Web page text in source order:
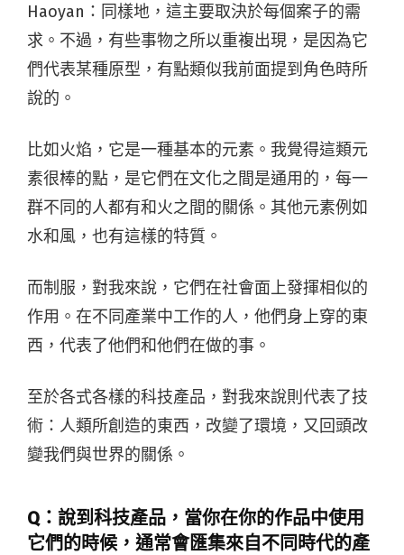
Haoyan： 同樣地，這主要取決於每個案子的需
求。不過，有些事物之所以重複出現，是因為它
們代表某種原型，有點類似我前面提到角色時所
說的。
比如火焰，它是一種基本的元素。我覺得這類元
素很棒的點，是它們在文化之間是通用的，每一
群不同的人都有和火之間的關係。其他元素例如
水和風，也有這樣的特質。
而制服，對我來說，它們在社會面上發揮相似的
作用。在不同產業中工作的人，他們身上穿的東
西，代表了他們和他們在做的事。
至於各式各樣的科技產品，對我來說則代表了技
術：人類所創造的東西，改變了環境，又回頭改
變我們與世界的關係。
Q：說到科技產品，當你在你的作品中使用
它們的時候，通常會匯集來自不同時代的產